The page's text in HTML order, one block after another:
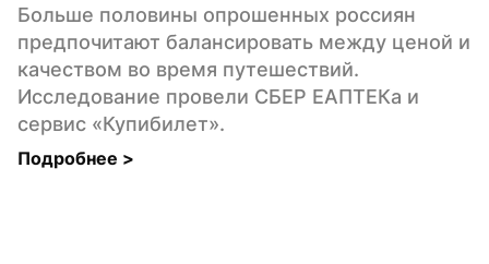
Больше половины опрошенных россиян
предпочитают балансировать между ценой и
качеством во время путешествий.
Исследование провели СБЕР ЕАПТЕКа и
сервис «Купибилет».
Подробнее >